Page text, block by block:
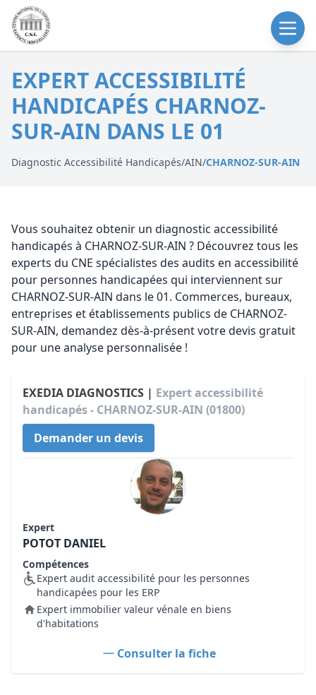
EXPERT ACCESSIBILITÉ
HANDICAPÉS CHARNOZ-
SUR-AIN DANS LE 01
Diagnostic Accessibilité Handicapés/AIN/CHARNOZ-SUR-AIN
Vous souhaitez obtenir un diagnostic accessibilité
handicapés à CHARNOZ-SUR-AIN ? Découvrez tous les
experts du CNE spécialistes des audits en accessibilité
pour personnes handicapées qui interviennent sur
CHARNOZ-SUR-AIN dans le 01. Commerces, bureaux,
entreprises et établissements publics de CHARNOZ-
SUR-AIN, demandez dès-à-présent votre devis gratuit
pour une analyse personnalisée !
EXEDIA DIAGNOSTICS | Expert accessibilité
handicapés - CHARNOZ-SUR-AIN (01800)
Demander un devis
Expert
POTOT DANIEL
Compétences
Expert audit accessibilité pour les personnes
handicapées pour les ERP
Expert immobilier valeur vénale en biens
d'habitations
Consulter la fiche